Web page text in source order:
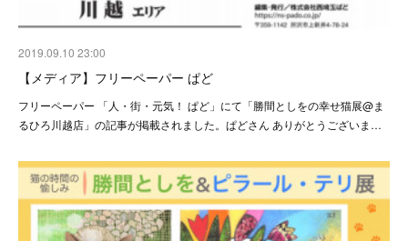
2019.09.10 23:00
【メディア】フリーペーパー ぱど
フリーペーパー 「人・街・元気！ ぱど」にて「勝間としをの幸せ猫展@ま
るひろ川越店」の記事が掲載されました。ぱどさん ありがとうございま…